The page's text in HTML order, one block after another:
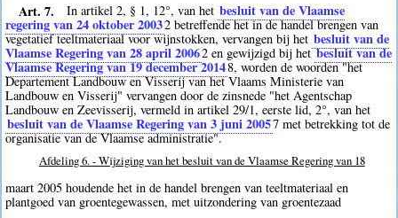
Art. 7. In artikel 2, § 1, 12°, van het besluit van de Vlaamse
regering van 24 oktober 20032 betreffende het in de handel brengen van
vegetatief teeltmateriaal voor wijnstokken, vervangen bij het besluit van de
Vlaamse Regering van 28 april 20062 en gewijzigd bij hetbesluit van de
Vlaamse Regering van 19 december 20148, worden de woorden "het
Departement Landbouw en Visserij van het Vlaams Ministerie van
Landbouw en Visserij" vervangen door de zinsnede "het Agentschap
Landbouw en Zeevisserij, vermeld in artikel 29/1, eerste lid, 2°, van het
besluit van de Vlaamse Regering van 3 juni 20057 met betrekking tot de
organisatie van de Vlaamse administratie".
Afdeling 6. - Wijziging van het besluit van de Vlaamse Regering van 18
maart 2005 houdende het in de handel brengen van teeltmateriaal en
plantgoed van groentegewassen, met uitzondering van groentezaad